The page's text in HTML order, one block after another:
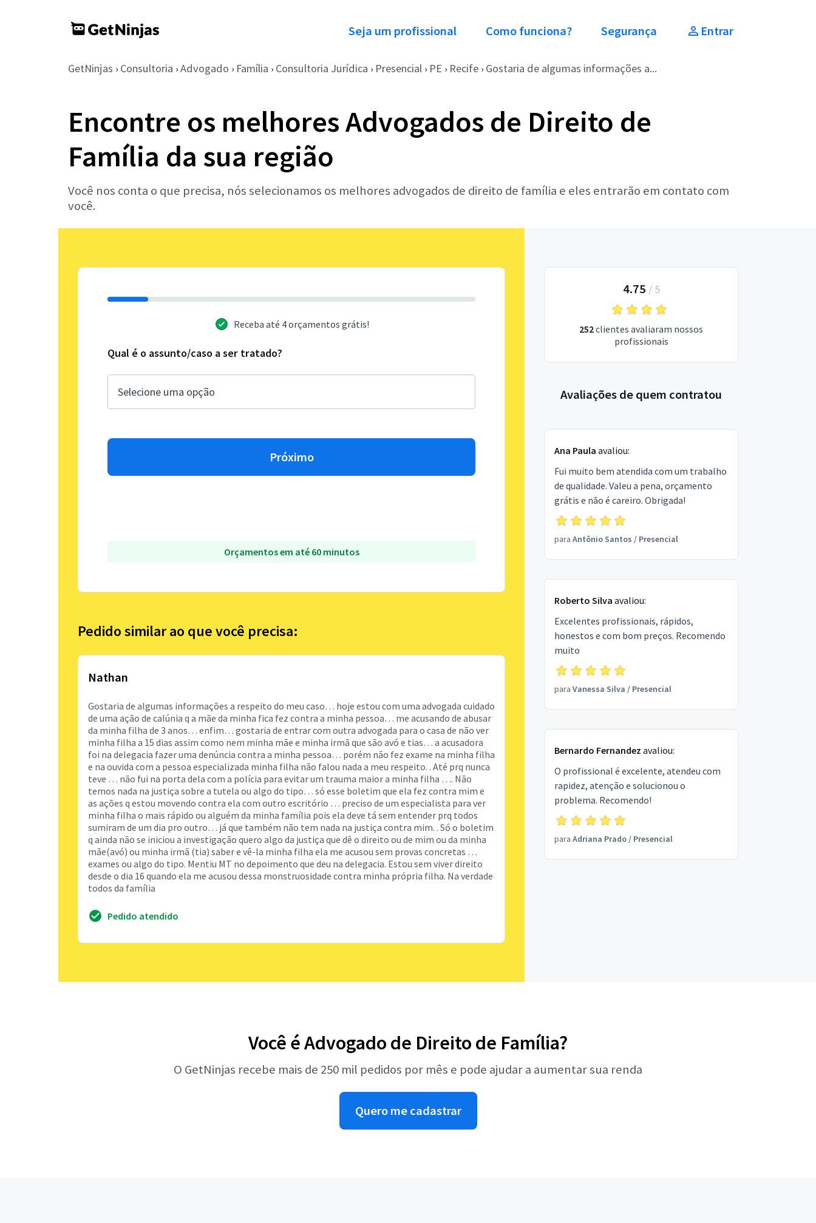
Seja um profissional Como funciona? Segurança Entrar
GetNinjas › Consultoria › Advogado › Família › Consultoria Jurídica › Presencial › PE › Recife › Gostaria de algumas informações a...
Encontre os melhores Advogados de Direito de
Família da sua região
Você nos conta o que precisa, nós selecionamos os melhores advogados de direito de família e eles entrarão em contato com
você.
Receba até 4 orçamentos grátis!
Qual é o assunto/caso a ser tratado?
Próximo
Orçamentos em até 60 minutos
Pedido similar ao que você precisa:
Nathan
Gostaria de algumas informações a respeito do meu caso… hoje estou com uma advogada cuidado
de uma ação de calúnia q a mãe da minha fica fez contra a minha pessoa… me acusando de abusar
da minha filha de 3 anos… enfim… gostaria de entrar com outra advogada para o casa de não ver
minha filha a 15 dias assim como nem minha mãe e minha irmã que são avó e tias… a acusadora
foi na delegacia fazer uma denúncia contra a minha pessoa… porém não fez exame na minha filha
e na ouvida com a pessoa especializada minha filha não falou nada a meu respeito. . Até prq nunca
teve … não fui na porta dela com a polícia para evitar um trauma maior a minha filha …. Não
temos nada na justiça sobre a tutela ou algo do tipo… só esse boletim que ela fez contra mim e
as ações q estou movendo contra ela com outro escritório … preciso de um especialista para ver
minha filha o mais rápido ou alguém da minha família pois ela deve tá sem entender prq todos
sumiram de um dia pro outro… já que também não tem nada na justiça contra mim. . Só o boletim
q ainda não se iniciou a investigação quero algo da justiça que dê o direito ou de mim ou da minha
mãe(avó) ou minha irmã (tia) saber e vê-la minha filha ela me acusou sem provas concretas …
exames ou algo do tipo. Mentiu MT no depoimento que deu na delegacia. Estou sem viver direito
desde o dia 16 quando ela me acusou dessa monstruosidade contra minha própria filha. Na verdade
todos da família
Pedido atendido
4.75 / 5
252clientes avaliaram nossos
profissionais
Avaliações de quem contratou
Ana Paula avaliou:
Fui muito bem atendida com um trabalho
de qualidade. Valeu a pena, orçamento
grátis e não é careiro. Obrigada!
para Antônio Santos / Presencial
Roberto Silva avaliou:
Excelentes profissionais, rápidos,
honestos e com bom preços. Recomendo
muito
para Vanessa Silva / Presencial
Bernardo Fernandez avaliou:
O profissional é excelente, atendeu com
rapidez, atenção e solucionou o
problema. Recomendo!
para Adriana Prado/ Presencial
Você é Advogado de Direito de Família?
O GetNinjas recebe mais de 250 mil pedidos por mês e pode ajudar a aumentar sua renda
Quero me cadastrar